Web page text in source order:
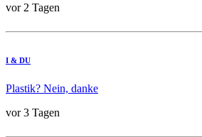
vor 2 Tagen
I & DU
Plastik? Nein, danke
vor 3 Tagen